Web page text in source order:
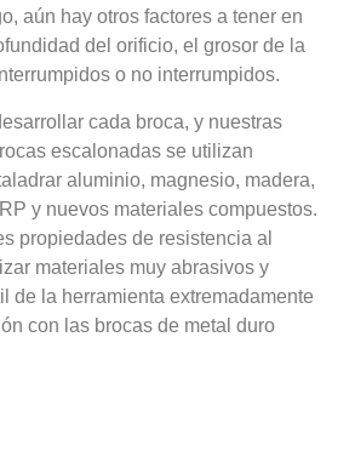
aún hay otros factores a tener en
del orificio, el grosor de la
o no interrumpidos.
cada broca, y nuestras
escalonadas se utilizan
aluminio, magnesio, madera,
y nuevos materiales compuestos.
propiedades de resistencia al
materiales muy abrasivos y
de la herramienta extremadamente
con las brocas de metal duro